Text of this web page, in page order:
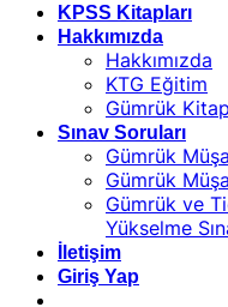
KPSS Kitapları
Hakkımızda
Hakkımızda
KTG Eğitim
Gümrük Kitap
Sınav Soruları
Gümrük
Gümrük
Gümrük ve
Yükselme
İletişim
Giriş Yap